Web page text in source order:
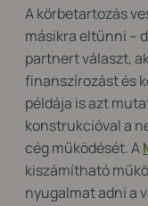
A körbetartozás
másikra eltűnni –
partnert választ,
finanszírozást és
példája is azt
konstrukcióval a
cég működését. A
kiszámítható
nyugalmat adni a